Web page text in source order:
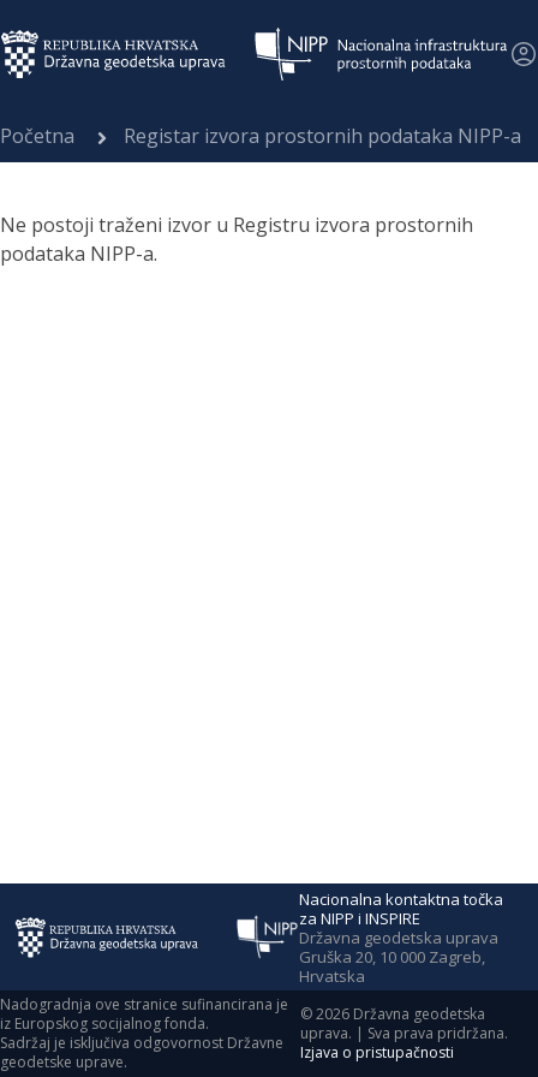
Početna Registar izvora prostornih podataka NIPP-a
Ne postoji traženi izvor u Registru izvora prostornih
podataka NIPP-a.
Nacionalna kontaktna točka
za NIPP i INSPIRE
Državna geodetska uprava
Gruška 20, 10 000 Zagreb,
Hrvatska
Nadogradnja ove stranice sufinancirana je
iz Europskog socijalnog fonda.
Sadržaj je isključiva odgovornost Državne
geodetske uprave.
©2026 Državna geodetska
uprava. | Sva prava pridržana.
Izjava o pristupačnosti